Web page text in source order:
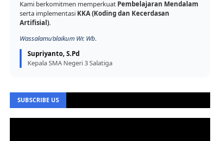
Kami berkomitmen memperkuat Pembelajaran Mendalam
serta implementasi KKA (Koding dan Kecerdasan
Artifisial).
Wassalamu’alaikum Wr. Wb.
Supriyanto, S.Pd
Kepala SMA Negeri 3 Salatiga
SUBSCRIBE US